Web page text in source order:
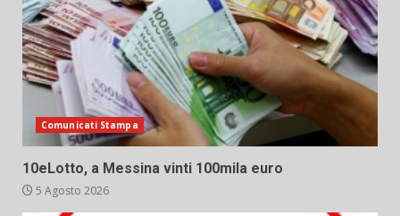
Comunicati Stampa
10eLotto, a Messina vinti 100mila euro
5 Agosto 2026